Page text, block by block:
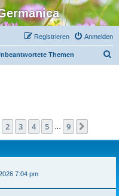
Anmelden
Registrieren
Themen
1von
2 3 4 5 9
7:04 pm